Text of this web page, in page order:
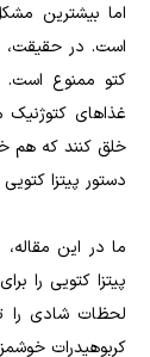
اما بیشترین
است. در حقیقت،
کتو ممنوع است.
غذاهای
خلق کنند که هم
دستور پیتزا
ما در این
پیتزا کتویی را
لحظات شادی را
کربوهیدرات